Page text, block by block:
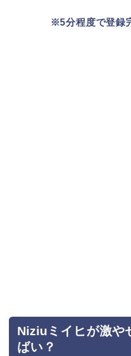
※5分程度で登録
Niziuミイヒが激や
ばい？